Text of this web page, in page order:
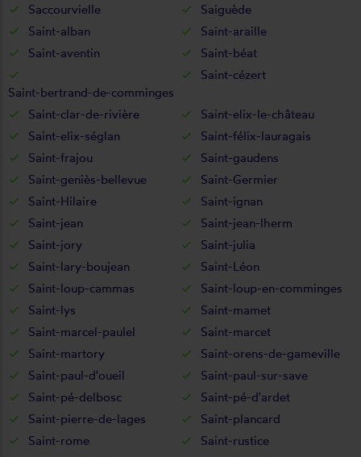
Saccourvielle
Saiguède
Saint-alban
Saint-araille
Saint-aventin
Saint-béat
Saint-bertrand-de-comminges
Saint-cézert
Saint-clar-de-rivière
Saint-elix-le-château
Saint-elix-séglan
Saint-félix-lauragais
Saint-frajou
Saint-gaudens
Saint-geniès-bellevue
Saint-Germier
Saint-Hilaire
Saint-ignan
Saint-jean
Saint-jean-lherm
Saint-jory
Saint-julia
Saint-lary-boujean
Saint-Léon
Saint-loup-cammas
Saint-loup-en-comminges
Saint-lys
Saint-mamet
Saint-marcel-paulel
Saint-marcet
Saint-martory
Saint-orens-de-gameville
Saint-paul-d'oueil
Saint-paul-sur-save
Saint-pé-delbosc
Saint-pé-d'ardet
Saint-pierre-de-lages
Saint-plancard
Saint-rome
Saint-rustice